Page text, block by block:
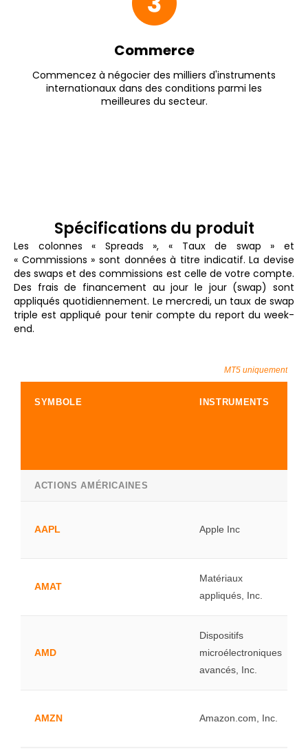
Commerce
Commencez à négocier des milliers d'instruments
internationaux dans des conditions parmi les
meilleures du secteur.
Spécifications du produit
Les colonnes « Spreads », « Taux de swap » et
« Commissions » sont données à titre indicatif. La devise
des swaps et des commissions est celle de votre compte.
Des frais de financement au jour le jour (swap) sont
appliqués quotidiennement. Le mercredi, un taux de swap
triple est appliqué pour tenir compte du report du week-
end.
MT5 uniquement
SYMBOLE INSTRUMENTS
ACTIONS AMÉRICAINES
AAPL Apple Inc
AMAT
Matériaux
appliqués, Inc.
AMD
Dispositifs
microélectroniques
avancés, Inc.
AMZN Amazon.com, Inc.